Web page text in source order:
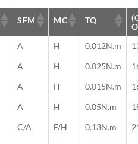
SFM MC TQ
A H 0.012N.m
A H 0.025N.m
A H 0.015N.m
A H 0.05N.m
C/A F/H 0.13N.m